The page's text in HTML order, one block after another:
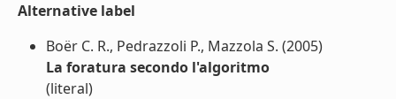
Alternative label
Boër C. R., Pedrazzoli P., Mazzola S. (2005)
La foratura secondo l'algoritmo
(literal)